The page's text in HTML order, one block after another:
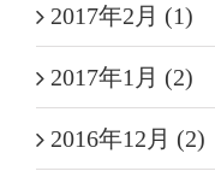
2017年2月 (1)
2017年1月 (2)
2016年12月 (2)